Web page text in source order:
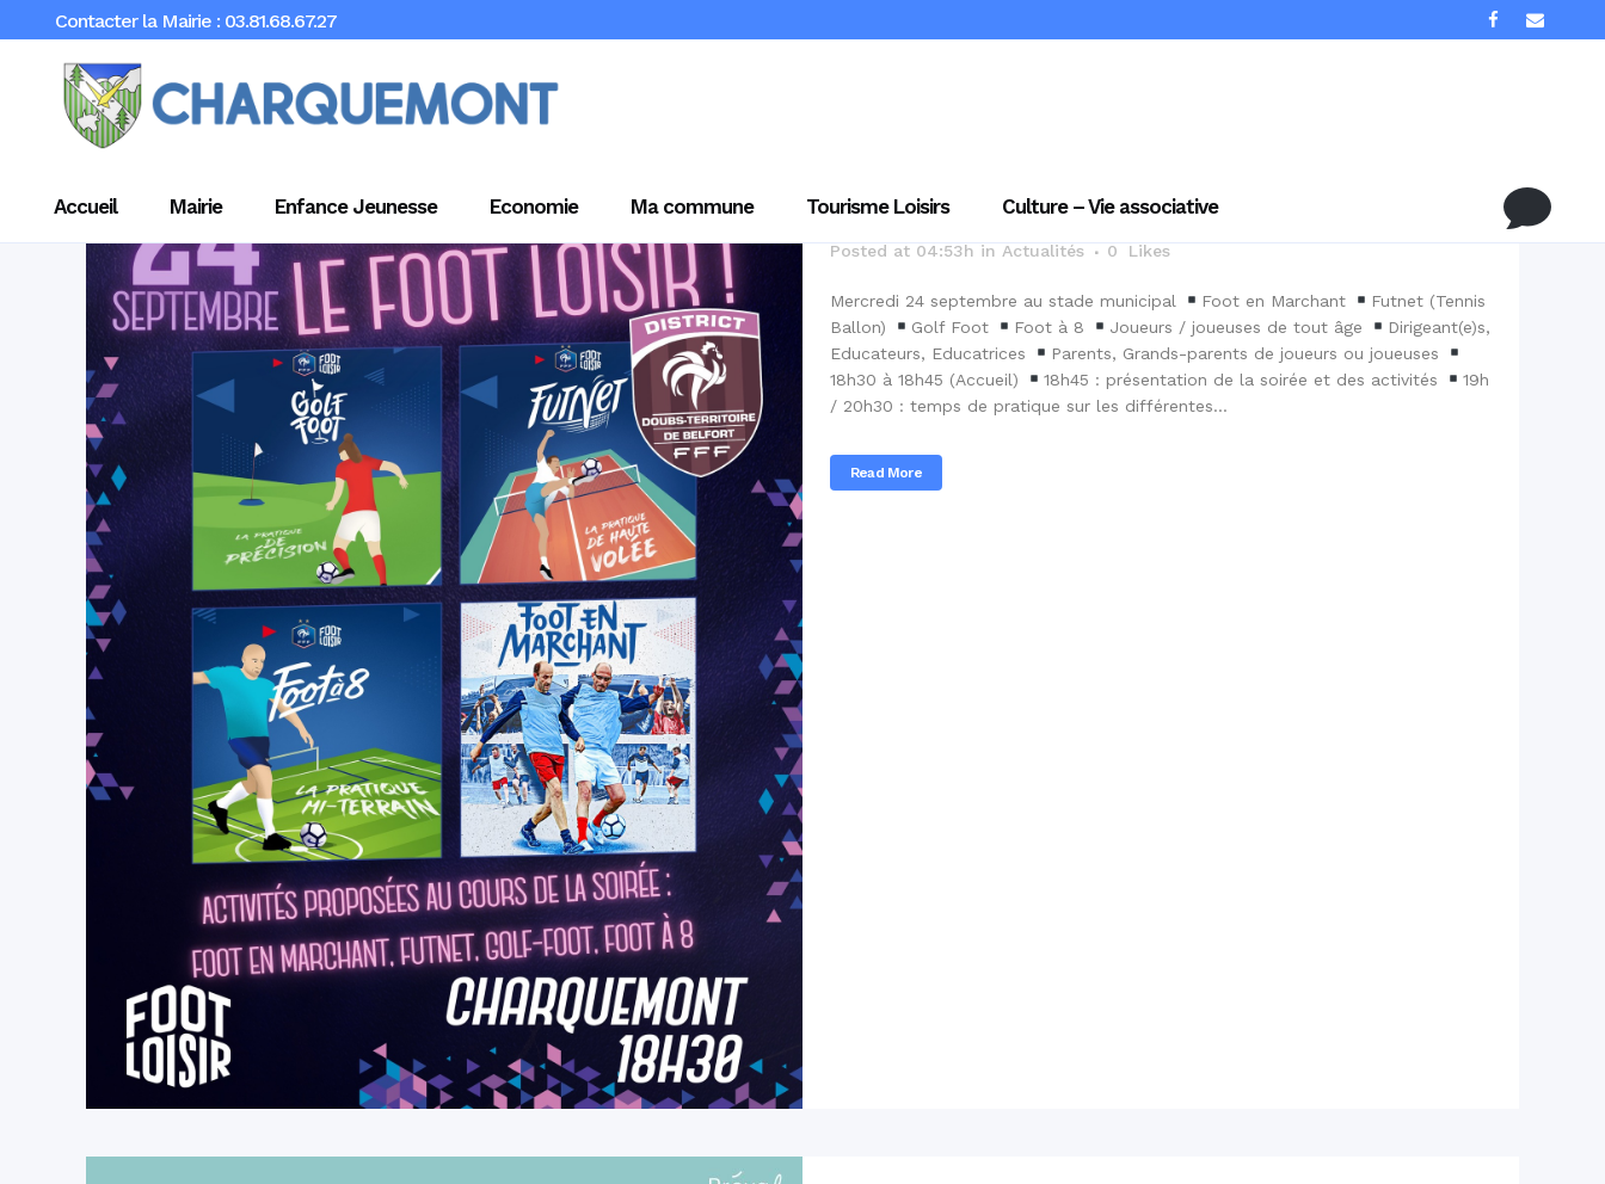
Contacter la Mairie : 03.81.68.67.27
Accueil Mairie Enfance Jeunesse Economie Ma commune Tourisme Loisirs Culture – Vie associative
DÉCOUVERTE
Posted at 04:53h in Actualités 0 Likes
Mercredi 24 septembre au stade municipal Foot en Marchant
Futnet (Tennis
Ballon)
Golf Foot Foot à 8 Joueurs / joueuses de tout âge
Dirigeant(e)s,
Educateurs, Educatrices
Parents, Grands-parents de joueurs ou joueuses
18h30 à 18h45 (Accueil)
18h45 : présentation de la soirée et des activités
19h
/ 20h30 : temps de pratique sur les différentes...
Read More